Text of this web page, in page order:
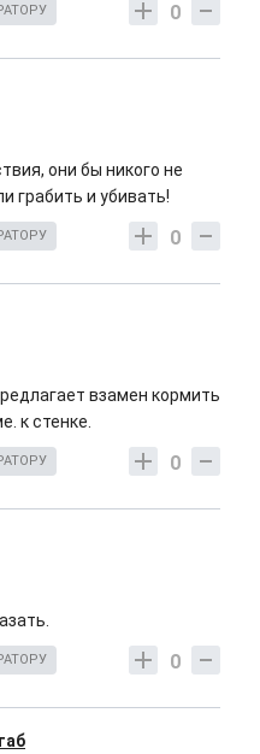
0
они бы никого не
грабить и убивать!
0
взамен кормить
к стенке.
0
0